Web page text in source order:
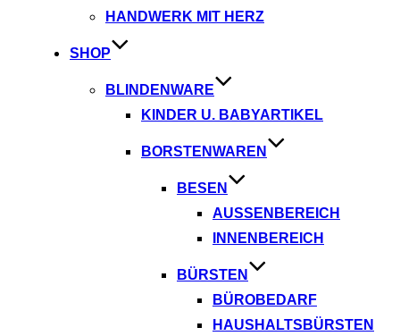
HANDWERK MIT HERZ
SHOP
BLINDENWARE
KINDER U. BABYARTIKEL
BORSTENWAREN
BESEN
AUSSENBEREICH
INNENBEREICH
BÜRSTEN
BÜROBEDARF
HAUSHALTSBÜRSTEN